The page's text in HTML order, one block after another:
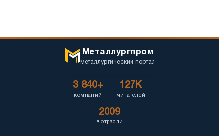
Металлургпром
металлургический портал
3 840+
компаний
127K
читателей
2009
в отрасли